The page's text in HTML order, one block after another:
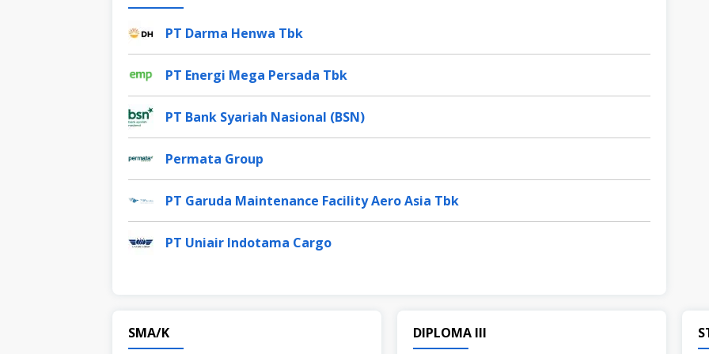
PT Darma Henwa Tbk
PT Energi Mega Persada Tbk
PT Bank Syariah Nasional (BSN)
Permata Group
PT Garuda Maintenance Facility Aero Asia Tbk
PT Uniair Indotama Cargo
SMA/K DIPLOMA III